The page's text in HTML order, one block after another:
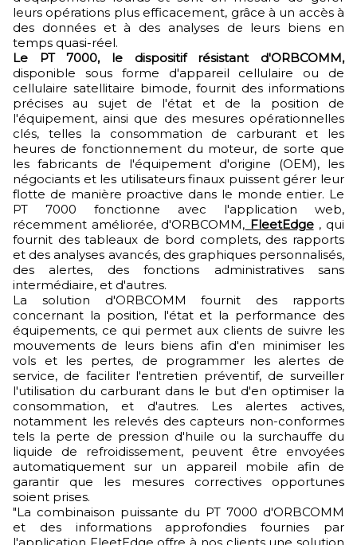
leurs opérations plus efficacement, grâce à un accès à
des données et à des analyses de leurs biens en
temps quasi-réel.
Le PT 7000, le dispositif résistant d'ORBCOMM,
disponible sous forme d'appareil cellulaire ou de
cellulaire satellitaire bimode, fournit des informations
précises au sujet de l'état et de la position de
l'équipement, ainsi que des mesures opérationnelles
clés, telles la consommation de carburant et les
heures de fonctionnement du moteur, de sorte que
les fabricants de l'équipement d'origine (OEM), les
négociants et les utilisateurs finaux puissent gérer leur
flotte de manière proactive dans le monde entier. Le
PT 7000 fonctionne avec l'application web,
récemment améliorée, d'ORBCOMM, FleetEdge , qui
fournit des tableaux de bord complets, des rapports
et des analyses avancés, des graphiques personnalisés,
des alertes, des fonctions administratives sans
intermédiaire, et d'autres.
La solution d'ORBCOMM fournit des rapports
concernant la position, l'état et la performance des
équipements, ce qui permet aux clients de suivre les
mouvements de leurs biens afin d'en minimiser les
vols et les pertes, de programmer les alertes de
service, de faciliter l'entretien préventif, de surveiller
l'utilisation du carburant dans le but d'en optimiser la
consommation, et d'autres. Les alertes actives,
notamment les relevés des capteurs non-conformes
tels la perte de pression d'huile ou la surchauffe du
liquide de refroidissement, peuvent être envoyées
automatiquement sur un appareil mobile afin de
garantir que les mesures correctives opportunes
soient prises.
"La combinaison puissante du PT 7000 d'ORBCOMM
et des informations approfondies fournies par